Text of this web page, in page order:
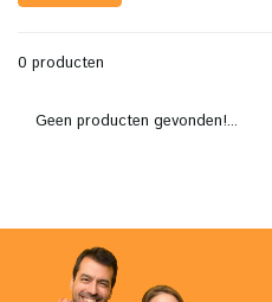
0 producten
Geen producten gevonden!...